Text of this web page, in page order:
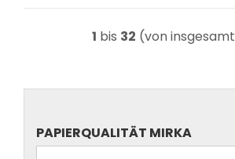
1 bis 32 (von insgesamt
PAPIERQUALITÄT
MIRKA
PAPIERQUALITÄT MIRKA